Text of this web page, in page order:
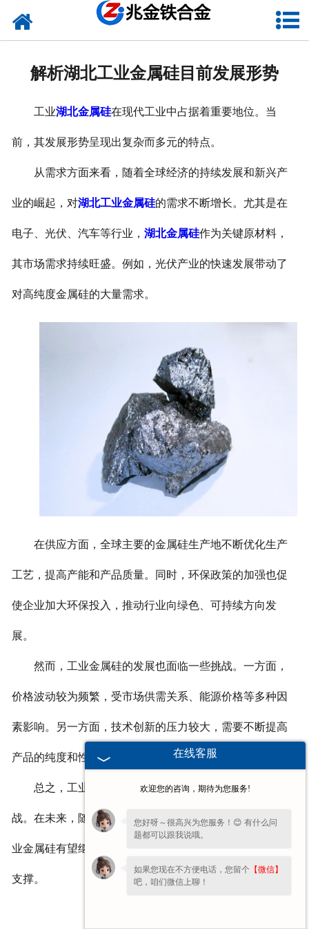
网站首页
VR
解析湖北工业金属硅目前发展形势
工业湖北金属硅在现代工业中占据着重要地位。当
前，其发展形势呈现出复杂而多元的特点。
从需求方面来看，随着全球经济的持续发展和新兴产
业的崛起，对湖北工业金属硅的需求不断增长。尤其是在
电子、光伏、汽车等行业， 湖北金属硅作为关键原材料，
其市场需求持续旺盛。例如，光伏产业的快速发展带动了
对高纯度金属硅的大量需求。
在供应方面，全球主要的金属硅生产地不断优化生产
工艺，提高产能和产品质量。同时，环保政策的加强也促
使企业加大环保投入，推动行业向绿色、可持续方向发
展。
然而，工业金属硅的发展也面临一些挑战。一方面，
价格波动较为频繁，受市场供需关系、能源价格等多种因
素影响。另一方面，技术创新的压力较大，需要不断提高
产品的纯度和性能，以满足高端市场的需求。
总之，工业金属硅目前的发展形势既有机遇也有挑
战。在未来，随着技术的不断进步和市场的不断拓展，工
业金属硅有望继续发挥重要作用，为工业发展提供坚实的
支撑。
在线客服
欢迎您的咨询，期待为您服务!
您好呀～很高兴为您服务！😊 有什么问
题都可以跟我说哦。
如果您现在不方便电话，您留个 【微信】
吧，咱们微信上聊！